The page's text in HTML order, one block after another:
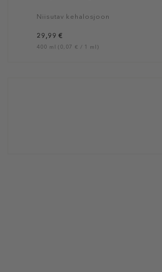
Niisutav kehalosjoon
29,99 €
400 ml (0,07 € / 1 ml)